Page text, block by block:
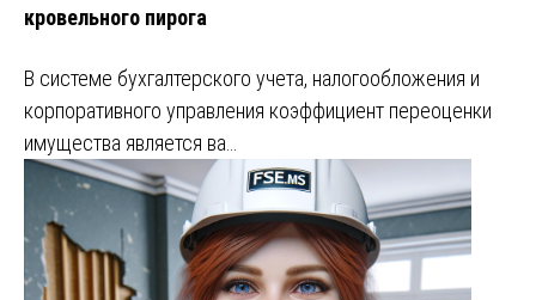
кровельного пирога
В системе бухгалтерского учета, налогообложения и
корпоративного управления коэффициент переоценки
имущества является ва…